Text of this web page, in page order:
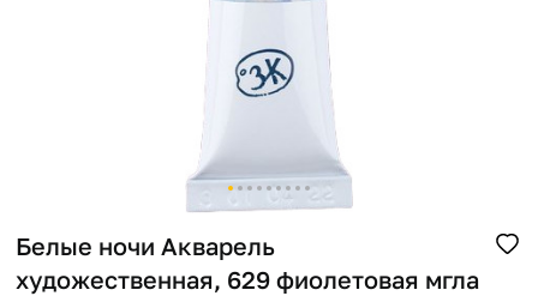
Белые ночи Акварель
художественная, 629 фиолетовая мгла